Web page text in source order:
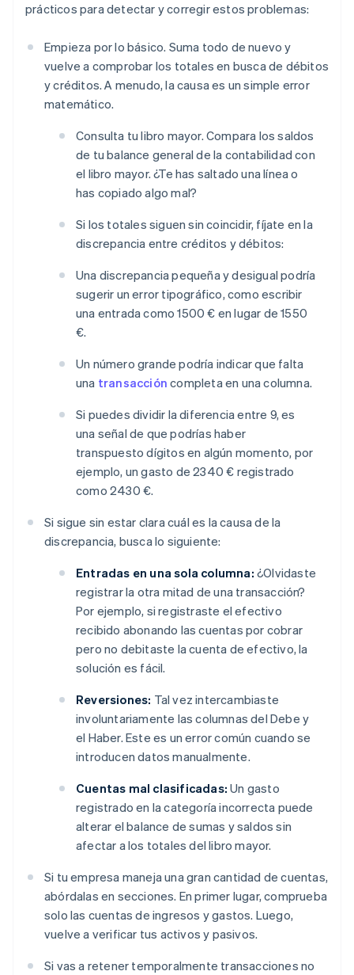
prácticos para detectar y corregir estos problemas:
Empieza por lo básico. Suma todo de nuevo y
vuelve a comprobar los totales en busca de débitos
y créditos. A menudo, la causa es un simple error
matemático.
Consulta tu libro mayor. Compara los saldos
de tu balance general de la contabilidad con
el libro mayor. ¿Te has saltado una línea o
has copiado algo mal?
Si los totales siguen sin coincidir, fíjate en la
discrepancia entre créditos y débitos:
Una discrepancia pequeña y desigual podría
sugerir un error tipográfico, como escribir
una entrada como 1500 € en lugar de 1550
€.
Un número grande podría indicar que falta
una transacción completa en una columna.
Si puedes dividir la diferencia entre 9, es
una señal de que podrías haber
transpuesto dígitos en algún momento, por
ejemplo, un gasto de 2340 € registrado
como 2430 €.
Si sigue sin estar clara cuál es la causa de la
discrepancia, busca lo siguiente:
Entradas en una sola columna: ¿Olvidaste
registrar la otra mitad de una transacción?
Por ejemplo, si registraste el efectivo
recibido abonando las cuentas por cobrar
pero no debitaste la cuenta de efectivo, la
solución es fácil.
Reversiones: Tal vez intercambiaste
involuntariamente las columnas del Debe y
el Haber. Este es un error común cuando se
introducen datos manualmente.
Cuentas mal clasificadas: Un gasto
registrado en la categoría incorrecta puede
alterar el balance de sumas y saldos sin
afectar a los totales del libro mayor.
Si tu empresa maneja una gran cantidad de cuentas,
abórdalas en secciones. En primer lugar, comprueba
solo las cuentas de ingresos y gastos. Luego,
vuelve a verificar tus activos y pasivos.
Si vas a retener temporalmente transacciones no